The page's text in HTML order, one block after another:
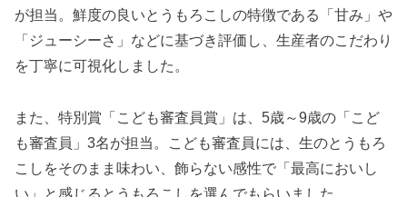
が担当。鮮度の良いとうもろこしの特徴である「甘み」や
「ジューシーさ」などに基づき評価し、生産者のこだわり
を丁寧に可視化しました。
また、特別賞「こども審査員賞」は、5歳～9歳の「こど
も審査員」3名が担当。こども審査員には、生のとうもろ
こしをそのまま味わい、飾らない感性で「最高においし
い」と感じるとうもろこしを選んでもらいました。